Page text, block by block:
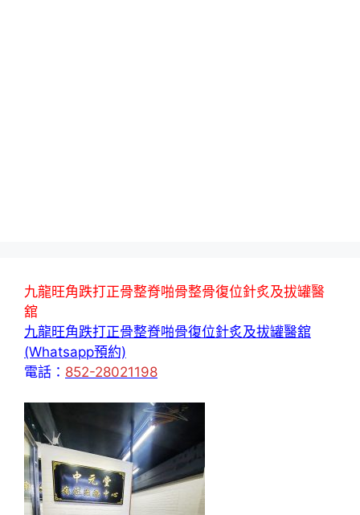
九龍旺角跌打正骨整脊啪骨整骨復位針炙及拔罐醫
舘
九龍旺角跌打正骨整脊啪骨復位針炙及拔罐醫舘
(Whatsapp預約)
電話： 852-28021198